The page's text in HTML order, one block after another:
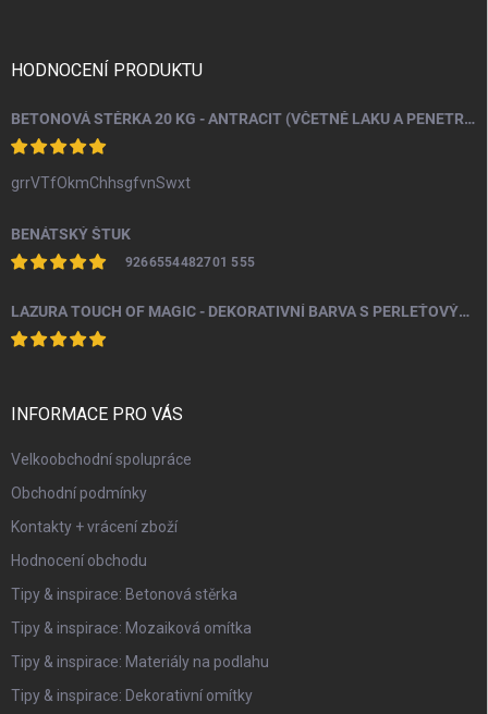
HODNOCENÍ PRODUKTU
BETONOVÁ STĚRKA 20 KG - ANTRACIT (VČETNĚ LAKU A PENETRACE)
grrVTfOkmChhsgfvnSwxt
BENÁTSKÝ ŠTUK
9266554482701 555
LAZURA TOUCH OF MAGIC - DEKORATIVNÍ BARVA S PERLEŤOVÝM EFEKTEM 100 ML
INFORMACE PRO VÁS
Velkoobchodní spolupráce
Obchodní podmínky
Kontakty + vrácení zboží
Hodnocení obchodu
Tipy & inspirace: Betonová stěrka
Tipy & inspirace: Mozaiková omítka
Tipy & inspirace: Materiály na podlahu
Tipy & inspirace: Dekorativní omítky